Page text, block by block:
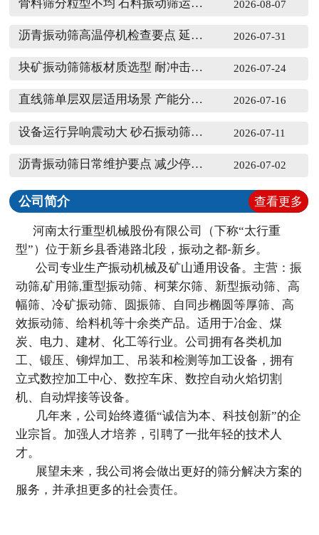
2026-08-07
骨料筛分粒型不均 石料振动筛运行参数调试方向
2026-07-31
沥青振动筛高温停机检查要点 延长部件使用周期
2026-07-24
块矿振动筛筛板材质选型 耐冲击工况适配对照
2026-07-16
直线筛单层双层适用场景 产能分级对比说明
2026-07-11
设备运行异响震动大 砂石振动筛故障排查
2026-07-02
沥青振动筛日常维护要点 减少停机时间
公司简介 查看更多
河南太行重型机械股份有限公司（下称“太行重
型”）位于新乡县香港路北段，振动之都-新乡。
公司专业生产振动机械及矿山通用设备。主营：振
动筛,矿用筛,重型振动筛、柯莱尔筛、新型振动筛、高
幅筛、冷矿振动筛、圆振筛、自同步椭圆等厚筛、高
效振动筛、给料机等十余类产品。适用于冶金、煤
炭、电力、建材、化工等行业。公司拥有各类机加
工、锻压、铆焊加工、吊装和检测等加工设备，拥有
立式数控加工中心、数控车床、数控自动火焰切割
机、自动焊接等设备。
几年来，公司始终遵循“诚信为本、科技创新”的企
业宗旨。加强人才培养，引聘了一批年轻的技术人
才。
展望未来，我公司将会做出更好的筛分解决方案的
服务，并承担更多的社会责任。